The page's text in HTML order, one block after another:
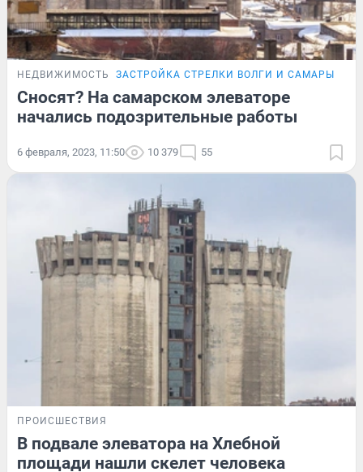
НЕДВИЖИМОСТЬ ЗАСТРОЙКА СТРЕЛКИ ВОЛГИ И САМАРЫ
Сносят? На самарском элеваторе
начались подозрительные работы
6 февраля, 2023, 11:50 10 379 55
ПРОИСШЕСТВИЯ
В подвале элеватора на Хлебной
площади нашли скелет человека